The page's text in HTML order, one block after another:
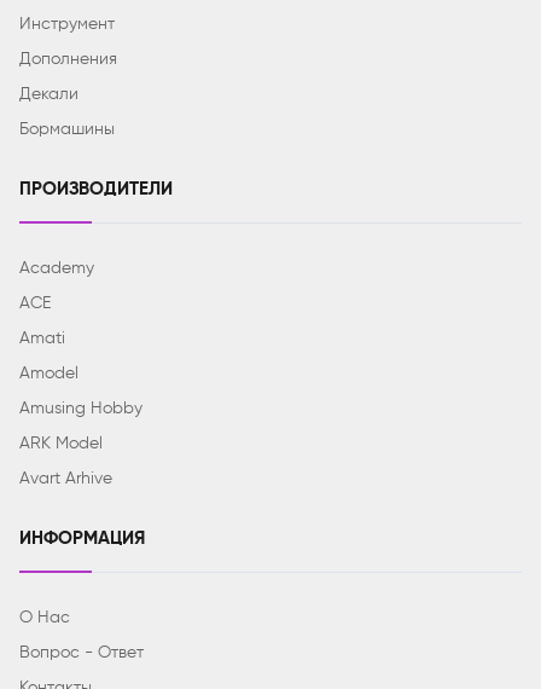
Инструмент
Дополнения
Декали
Бормашины
ПРОИЗВОДИТЕЛИ
Academy
ACE
Amati
Amodel
Amusing Hobby
ARK Model
Avart Arhive
ИНФОРМАЦИЯ
О Нас
Вопрос - Ответ